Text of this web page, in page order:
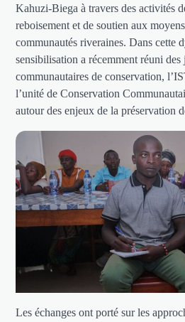
Kahuzi-Biega à travers des activités
reboisement et de soutien aux
communautés riveraines. Dans cette
sensibilisation a récemment réuni des
communautaires de conservation,
l’unité de Conservation
autour des enjeux de la préservation
Les échanges ont porté sur les